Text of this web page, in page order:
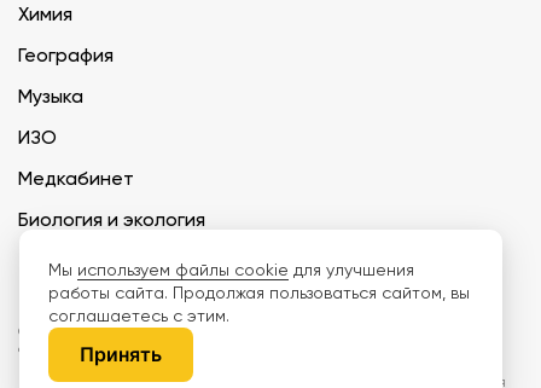
Химия
География
Музыка
ИЗО
Медкабинет
Биология и экология
Технология
ООО «Дети наше будущее» ИНН 6671165273 ОГРН 1216600030250 КПП
667101001 БИК 046577674
Информация на сайте не является публичной офертой. Изображения
Мы используем файлы cookie для улучшения
работы сайта. Продолжая пользоваться сайтом, вы
соглашаетесь с этим.
Принять